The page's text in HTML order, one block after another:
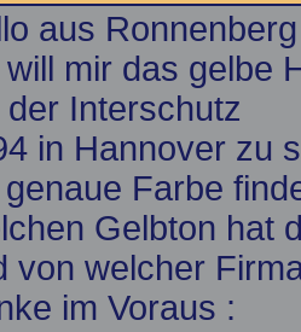
aus Ronnenberg
will mir das gelbe
der Interschutz
in Hannover zu
Farbe
Gelbton hat
von welcher
im Voraus :